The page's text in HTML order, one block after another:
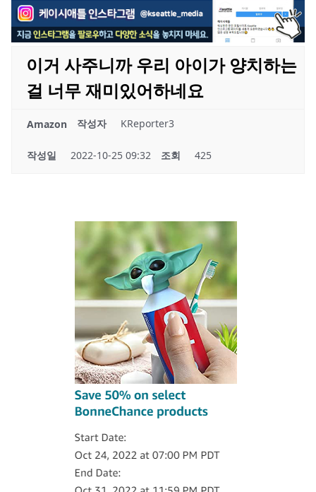
이거 사주니까 우리 아이가 양치하는
걸 너무 재미있어하네요
Amazon 작성자 KReporter3
작성일 2022-10-25 09:32 조회 425